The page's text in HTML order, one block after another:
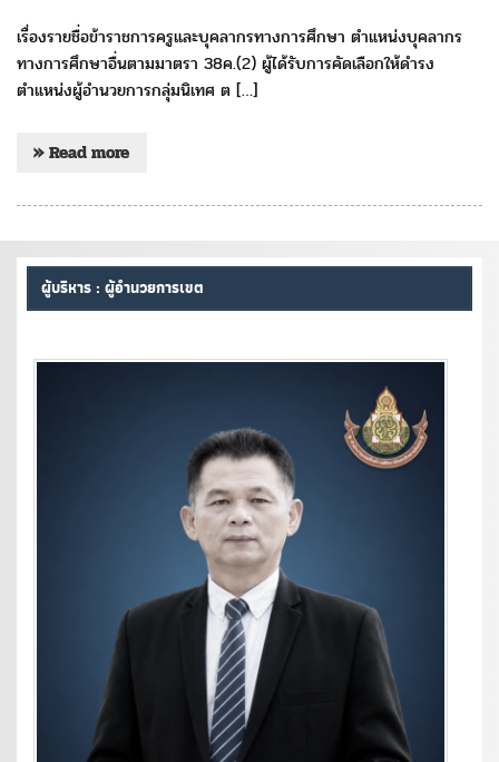
เรื่องรายชื่อข้าราชการครูและบุคลากรทางการศึกษา ตำแหน่งบุคลากร
ทางการศึกษาอื่นตามมาตรา 38ค.(2) ผู้ได้รับการคัดเลือกให้ดำรง
ตำแหน่งผู้อำนวยการกลุ่มนิเทศ ต […]
» Read more
ผู้บริหาร : ผู้อำนวยการเขต